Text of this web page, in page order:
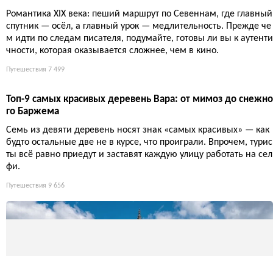
Гваделупа: 10 мест и занятий, которые нельзя пропустить
Гваделупа — это архипелаг из пяти островов, где тропические
оит увидеть Мемориал ACTe, искупаться у островков Кусто, под
няться на Суфриер и потеряться в мангровых зарослях.
Путешествия 7 394